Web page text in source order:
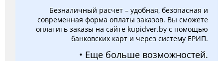
Безналичный расчет – удобная, безопасная и
современная форма оплаты заказов. Вы сможете
оплатить заказы на сайте kupidver.by с помощью
банковских карт и через систему ЕРИП.
• Еще больше возможностей.